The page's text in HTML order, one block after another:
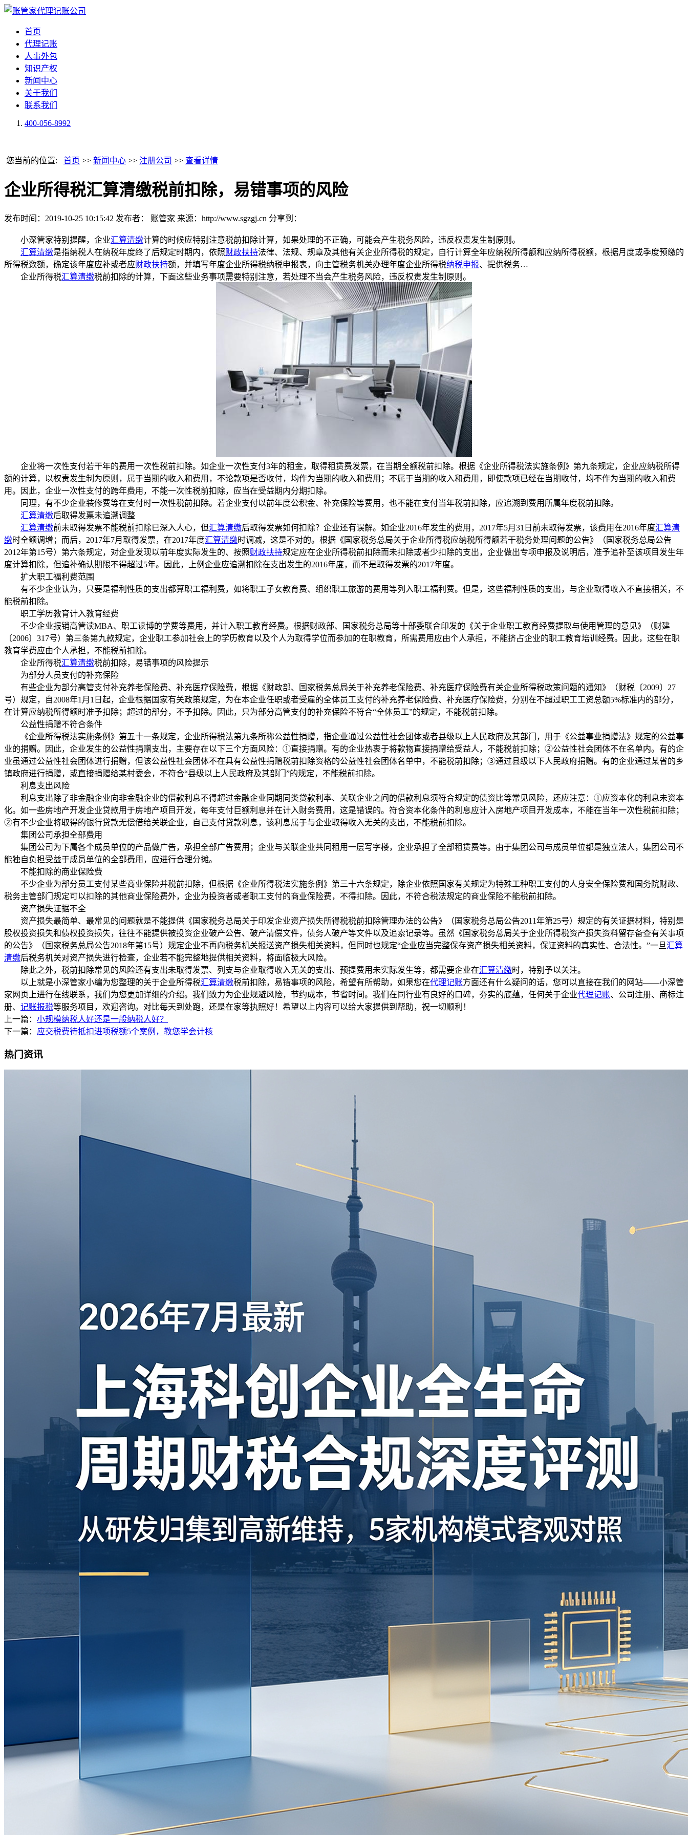
首页
代理记账
人事外包
知识产权
新闻中心
关于我们
联系我们
400-056-8992
您当前的位置: 首页 >> 新闻中心 >> 注册公司 >> 查看详情
企业所得税汇算清缴税前扣除，易错事项的风险
发布时间：2019-10-25 10:15:42 发布者： 账管家 来源：http://www.sgzgj.cn 分享到：
小深管家特别提醒，企业汇算清缴计算的时候应特别注意税前扣除计算，如果处理的不正确，可能会产生税务风险，违反权责发生制原则。
汇算清缴是指纳税人在纳税年度终了后规定时期内，依照财政扶持法律、法规、规章及其他有关企业所得税的规定，自行计算全年应纳税所得额和应纳所得税额，根据月度或季度预缴的
所得税数额，确定该年度应补或者应财政扶持额，并填写年度企业所得税纳税申报表，向主管税务机关办理年度企业所得税纳税申报、提供税务…
企业所得税汇算清缴税前扣除的计算，下面这些业务事项需要特别注意，若处理不当会产生税务风险，违反权责发生制原则。
企业将一次性支付若干年的费用一次性税前扣除。如企业一次性支付3年的租金，取得租赁费发票，在当期全额税前扣除。根据《企业所得税法实施条例》第九条规定，企业应纳税所得
额的计算，以权责发生制为原则，属于当期的收入和费用，不论款项是否收付，均作为当期的收入和费用；不属于当期的收入和费用，即使款项已经在当期收付，均不作为当期的收入和费
用。因此，企业一次性支付的跨年费用，不能一次性税前扣除，应当在受益期内分期扣除。
同理，有不少企业装修费等在支付时一次性税前扣除。若企业支付以前年度公积金、补充保险等费用，也不能在支付当年税前扣除，应追溯到费用所属年度税前扣除。
汇算清缴后取得发票未追溯调整
汇算清缴前未取得发票不能税前扣除已深入人心，但汇算清缴后取得发票如何扣除？企业还有误解。如企业2016年发生的费用，2017年5月31日前未取得发票，该费用在2016年度汇算清
缴时全额调增；而后，2017年7月取得发票，在2017年度汇算清缴时调减，这是不对的。根据《国家税务总局关于企业所得税应纳税所得额若干税务处理问题的公告》（国家税务总局公告
2012年第15号）第六条规定，对企业发现以前年度实际发生的、按照财政扶持规定应在企业所得税前扣除而未扣除或者少扣除的支出，企业做出专项申报及说明后，准予追补至该项目发生年
度计算扣除，但追补确认期限不得超过5年。因此，上例企业应追溯扣除在支出发生的2016年度，而不是取得发票的2017年度。
扩大职工福利费范围
有不少企业认为，只要是福利性质的支出都算职工福利费，如将职工子女教育费、组织职工旅游的费用等列入职工福利费。但是，这些福利性质的支出，与企业取得收入不直接相关，不
能税前扣除。
职工学历教育计入教育经费
不少企业报销高管读MBA、职工读博的学费等费用，并计入职工教育经费。根据财政部、国家税务总局等十部委联合印发的《关于企业职工教育经费提取与使用管理的意见》（财建
〔2006〕317号）第三条第九款规定，企业职工参加社会上的学历教育以及个人为取得学位而参加的在职教育，所需费用应由个人承担，不能挤占企业的职工教育培训经费。因此，这些在职
教育学费应由个人承担，不能税前扣除。
企业所得税汇算清缴税前扣除，易错事项的风险提示
为部分人员支付的补充保险
有些企业为部分高管支付补充养老保险费、补充医疗保险费，根据《财政部、国家税务总局关于补充养老保险费、补充医疗保险费有关企业所得税政策问题的通知》（财税〔2009〕27
号）规定，自2008年1月1日起，企业根据国家有关政策规定，为在本企业任职或者受雇的全体员工支付的补充养老保险费、补充医疗保险费，分别在不超过职工工资总额5%标准内的部分，
在计算应纳税所得额时准予扣除；超过的部分，不予扣除。因此，只为部分高管支付的补充保险不符合“全体员工”的规定，不能税前扣除。
公益性捐赠不符合条件
《企业所得税法实施条例》第五十一条规定，企业所得税法第九条所称公益性捐赠，指企业通过公益性社会团体或者县级以上人民政府及其部门，用于《公益事业捐赠法》规定的公益事
业的捐赠。因此，企业发生的公益性捐赠支出，主要存在以下三个方面风险：①直接捐赠。有的企业热衷于将款物直接捐赠给受益人，不能税前扣除；②公益性社会团体不在名单内。有的企
业虽通过公益性社会团体进行捐赠，但该公益性社会团体不在具有公益性捐赠税前扣除资格的公益性社会团体名单中，不能税前扣除；③通过县级以下人民政府捐赠。有的企业通过某省的乡
镇政府进行捐赠，或直接捐赠给某村委会，不符合“县级以上人民政府及其部门”的规定，不能税前扣除。
利息支出风险
利息支出除了非金融企业向非金融企业的借款利息不得超过金融企业同期同类贷款利率、关联企业之间的借款利息须符合规定的债资比等常见风险，还应注意：①应资本化的利息未资本
化。如一些房地产开发企业贷款用于房地产项目开发，每年支付巨额利息并在计入财务费用，这是错误的。符合资本化条件的利息应计入房地产项目开发成本，不能在当年一次性税前扣除；
②有不少企业将取得的银行贷款无偿借给关联企业，自己支付贷款利息，该利息属于与企业取得收入无关的支出，不能税前扣除。
集团公司承担全部费用
集团公司为下属各个成员单位的产品做广告，承担全部广告费用；企业与关联企业共同租用一层写字楼，企业承担了全部租赁费等。由于集团公司与成员单位都是独立法人，集团公司不
能独自负担受益于成员单位的全部费用，应进行合理分摊。
不能扣除的商业保险费
不少企业为部分员工支付某些商业保险并税前扣除，但根据《企业所得税法实施条例》第三十六条规定，除企业依照国家有关规定为特殊工种职工支付的人身安全保险费和国务院财政、
税务主管部门规定可以扣除的其他商业保险费外，企业为投资者或者职工支付的商业保险费，不得扣除。因此，不符合税法规定的商业保险不能税前扣除。
资产损失证据不全
资产损失最简单、最常见的问题就是不能提供《国家税务总局关于印发企业资产损失所得税税前扣除管理办法的公告》（国家税务总局公告2011年第25号）规定的有关证据材料，特别是
股权投资损失和债权投资损失，往往不能提供被投资企业破产公告、破产清偿文件，债务人破产等文件以及追索记录等。虽然《国家税务总局关于企业所得税资产损失资料留存备查有关事项
的公告》（国家税务总局公告2018年第15号）规定企业不再向税务机关报送资产损失相关资料，但同时也规定“企业应当完整保存资产损失相关资料，保证资料的真实性、合法性。”一旦 汇算
清缴后税务机关对资产损失进行检查，企业若不能完整地提供相关资料，将面临极大风险。
除此之外，税前扣除常见的风险还有支出未取得发票、列支与企业取得收入无关的支出、预提费用未实际发生等，都需要企业在汇算清缴时，特别予以关注。
以上就是小深管家小编为您整理的关于企业所得税汇算清缴税前扣除，易错事项的风险，希望有所帮助，如果您在代理记账方面还有什么疑问的话，您可以直接在我们的网站——小深管
家网页上进行在线联系，我们为您更加详细的介绍。我们致力为企业规避风险，节约成本，节省时间。我们在同行业有良好的口碑，夯实的底蕴，任何关于企业代理记账、公司注册、商标注
册、 记账报税等服务项目，欢迎咨询。对比每天到处跑，还是在家等执照好！希望以上内容可以给大家提供到帮助，祝一切顺利！
上一篇： 小规模纳税人好还是一般纳税人好？
下一篇： 应交税费待抵扣进项税额5个案例，教您学会计核
热门资讯